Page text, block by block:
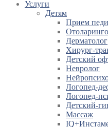
Услуги
Детям
Прием
Дерматолог
Хирург-
Детский
Невролог
Логопед-
Логопед-
Детский-
Массаж